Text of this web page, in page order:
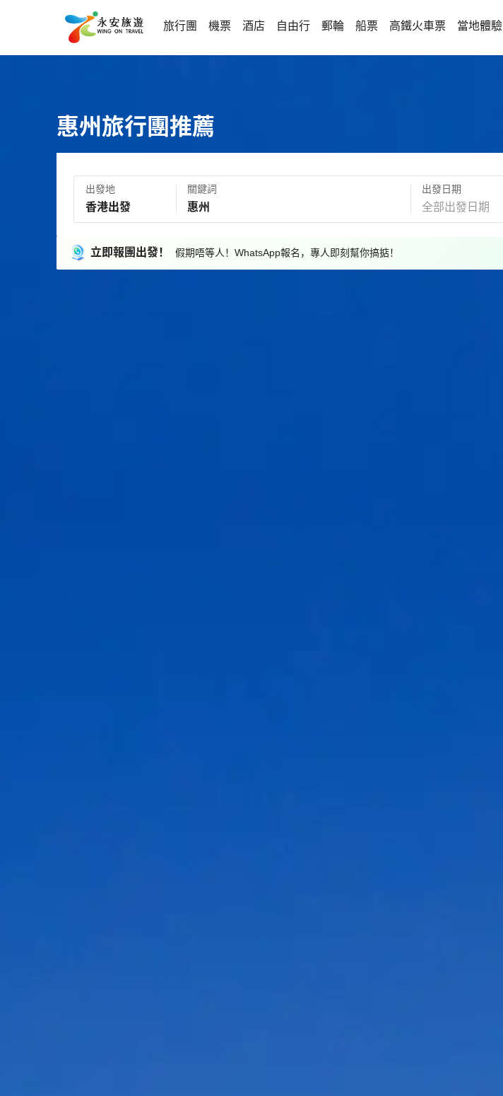
旅行團 機票 酒店 自由行 郵輪 船票 高鐵火車票 當地體驗
惠州旅行團推薦
出發地 關鍵詞 出發日期
立即報團出發！ 假期唔等人！WhatsApp報名，專人即刻幫你搞掂！